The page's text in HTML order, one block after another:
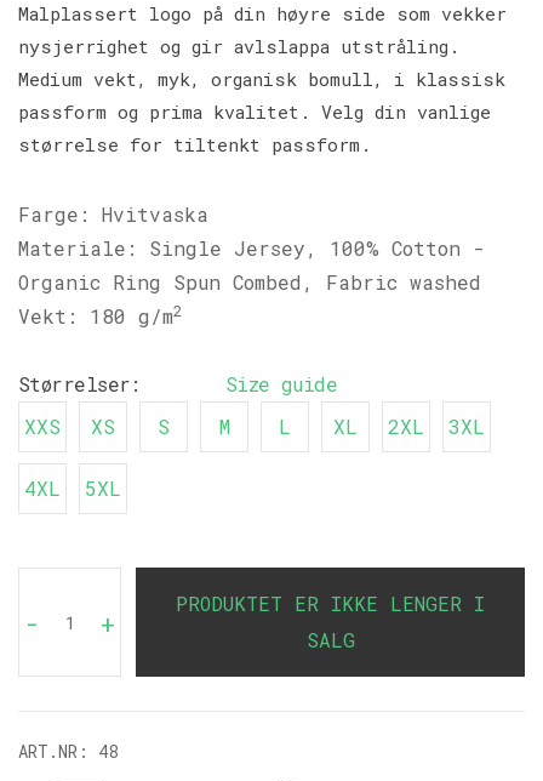
Malplassert logo på din høyre side som vekker
nysjerrighet og gir avlslappa utstråling.
Medium vekt, myk, organisk bomull, i klassisk
passform og prima kvalitet. Velg din vanlige
størrelse for tiltenkt passform.
Farge: Hvitvaska
Materiale: Single Jersey, 100% Cotton -
Organic Ring Spun Combed, Fabric washed
Vekt: 180 g/m2
Størrelser:
Size guide
XXS
XS S M L XL 2XL 3XL
4XL 5XL
+
-
PRODUKTET ER IKKE LENGER I
SALG
ART.NR: 48